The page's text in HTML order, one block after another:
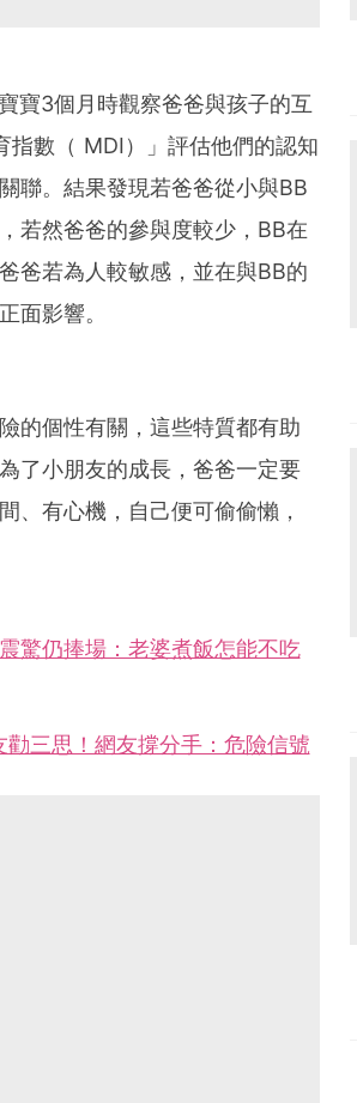
寶3個月時觀察爸爸與孩子的互
指數（ MDI）」評估他們的認知
聯。結果發現若爸爸從小與BB
若然爸爸的參與度較少，BB在
爸若為人較敏感，並在與BB的
面影響。
的個性有關，這些特質都有助
了小朋友的成長，爸爸一定要
、有心機，自己便可偷偷懶，
驚仍捧場：老婆煮飯怎能不吃
勸三思！網友撐分手：危險信號